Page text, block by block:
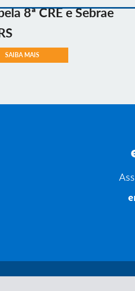
8ª CRE e Sebrae
SAIBA MAIS